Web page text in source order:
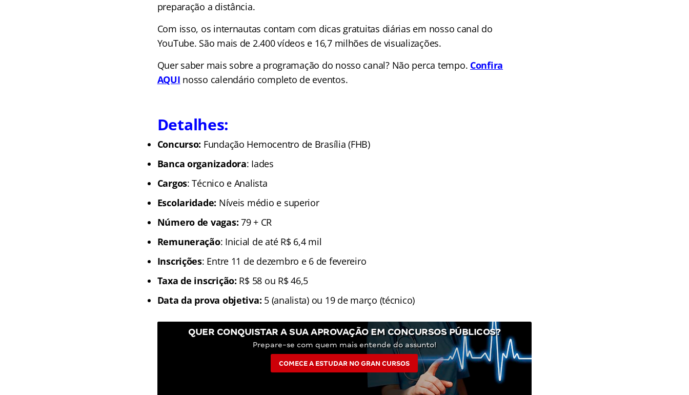
preparação a distância.
Com isso, os internautas contam com dicas gratuitas diárias em nosso canal do
YouTube. São mais de 2.400 vídeos e 16,7 milhões de visualizações.
Quer saber mais sobre a programação do nosso canal? Não perca tempo. Confira
AQUI nosso calendário completo de eventos.
Detalhes:
Concurso: Fundação Hemocentro de Brasília (FHB)
Banca organizadora: Iades
Cargos: Técnico e Analista
Escolaridade: Níveis médio e superior
Número de vagas:79 + CR
Remuneração: Inicial de até R$ 6,4 mil
Inscrições: Entre 11 de dezembro e 6 de fevereiro
Taxa de inscrição: R$ 58 ou R$ 46,5
Data da prova objetiva: 5 (analista) ou 19 de março (técnico)
QUER CONQUISTAR A SUA APROVAÇÃO EM CONCURSOS PÚBLICOS?
Prepare-se com quem mais entende do assunto!
COMECE A ESTUDAR NO GRAN CURSOS